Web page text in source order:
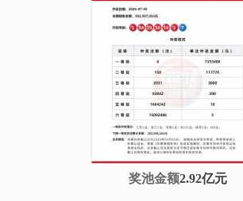
奖池金额2.92亿元